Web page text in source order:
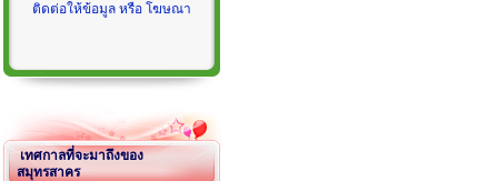
ติดต่อให้ข้อมูล หรือ โฆษณา
เทศกาลที่จะมาถึงของ
สมุทรสาคร